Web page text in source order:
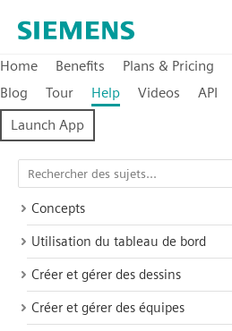
Home Benefits Plans & Pricing
Blog
Tour Help Videos API
Launch App
Concepts
Utilisation du tableau de bord
Créer et gérer des dessins
Créer et gérer des équipes